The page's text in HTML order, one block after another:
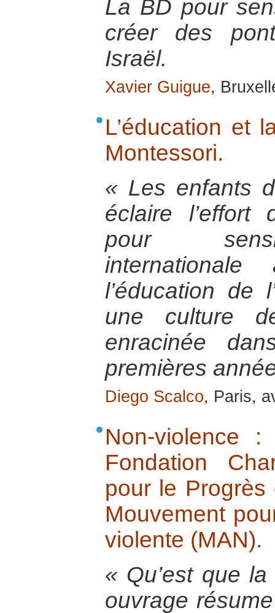
La BD pour
créer des
Israël.
Xavier Guigue,
L’éducation et
Montessori.
« Les enfants
éclaire l’effort
pour
l’éducation de
une culture
enracinée
premières
Diego Scalco, Paris,
Non-violence
Fondation
pour le Progrès
Mouvement
violente (MAN).
« Qu’est que
ouvrage